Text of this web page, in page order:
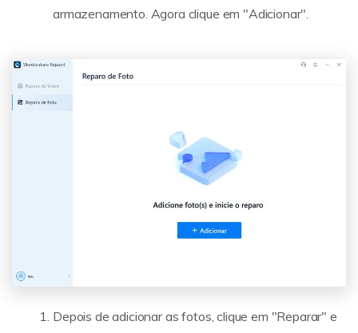
armazenamento. Agora clique em "Adicionar".
Depois de adicionar as fotos, clique em "Reparar" e